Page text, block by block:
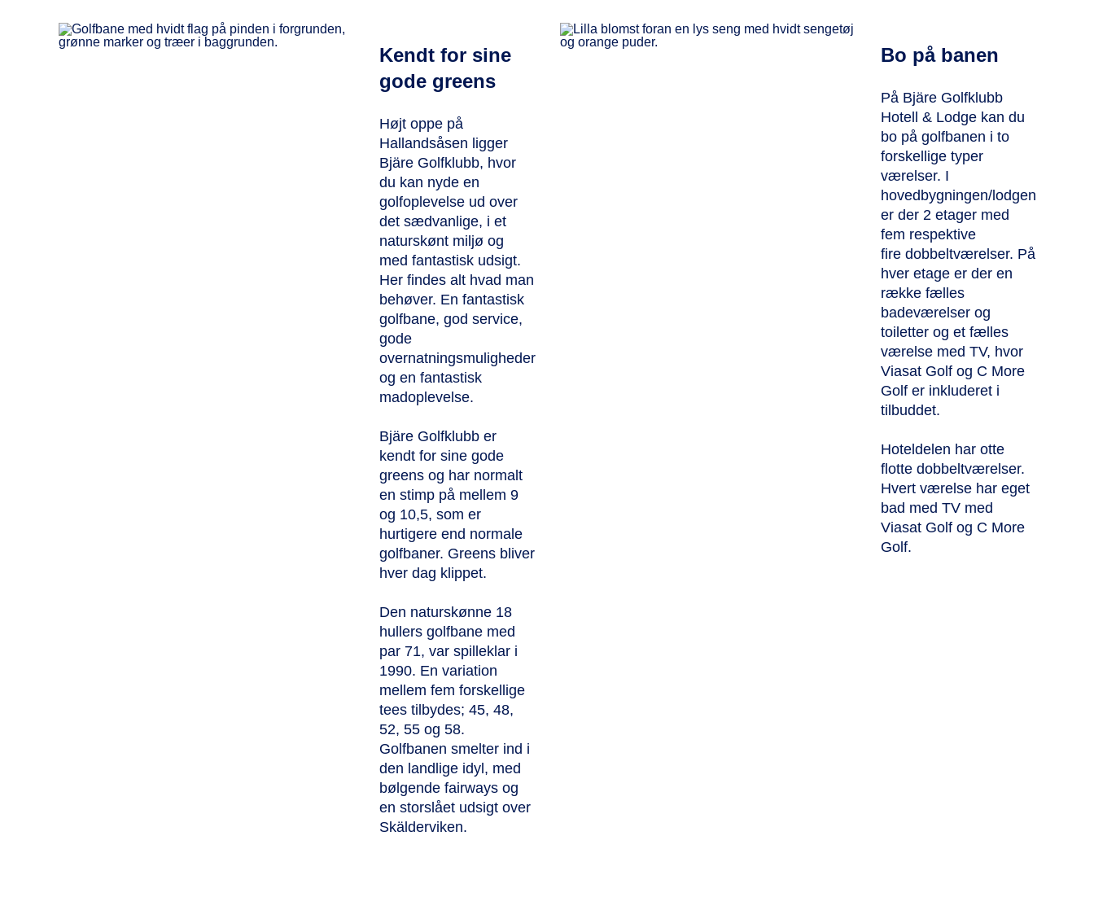
Kendt for sine
gode greens
Højt oppe på
Hallandsåsen ligger
Bjäre Golfklubb, hvor
du kan nyde en
golfoplevelse ud over
det sædvanlige, i et
naturskønt miljø og
med fantastisk udsigt.
Her findes alt hvad man
behøver. En fantastisk
golfbane, god service,
gode
overnatningsmuligheder
og en fantastisk
madoplevelse.
Bjäre Golfklubb er
kendt for sine gode
greens og har normalt
en stimp på mellem 9
og 10,5, som er
hurtigere end normale
golfbaner. Greens bliver
hver dag klippet.
Den naturskønne 18
hullers golfbane med
par 71, var spilleklar i
1990. En variation
mellem fem forskellige
tees tilbydes; 45, 48,
52, 55 og 58.
Golfbanen smelter ind i
den landlige idyl, med
bølgende fairways og
en storslået udsigt over
Skälderviken.
Bo på banen
På Bjäre Golfklubb
Hotell & Lodge kan du
bo på golfbanen i to
forskellige typer
værelser. I
hovedbygningen/lodgen
er der 2 etager med
fem respektive
fire dobbeltværelser. På
hver etage er der en
række fælles
badeværelser og
toiletter og et fælles
værelse med TV, hvor
Viasat Golf og C More
Golf er inkluderet i
tilbuddet.
Hoteldelen har otte
flotte dobbeltværelser.
Hvert værelse har eget
bad med TV med
Viasat Golf og C More
Golf.